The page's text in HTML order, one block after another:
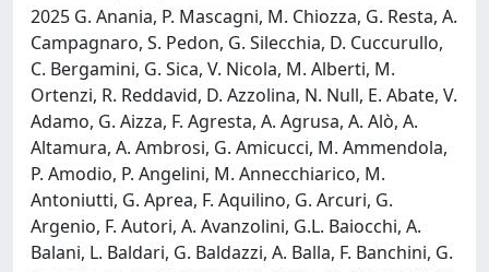
2025 G. Anania, P. Mascagni, M. Chiozza, G. Resta, A.
Campagnaro, S. Pedon, G. Silecchia, D. Cuccurullo,
C. Bergamini, G. Sica, V. Nicola, M. Alberti, M.
Ortenzi, R. Reddavid, D. Azzolina, N. Null, E. Abate, V.
Adamo, G. Aizza, F. Agresta, A. Agrusa, A. Alò, A.
Altamura, A. Ambrosi, G. Amicucci, M. Ammendola,
P. Amodio, P. Angelini, M. Annecchiarico, M.
Antoniutti, G. Aprea, F. Aquilino, G. Arcuri, G.
Argenio, F. Autori, A. Avanzolini, G.L. Baiocchi, A.
Balani, L. Baldari, G. Baldazzi, A. Balla, F. Banchini, G.